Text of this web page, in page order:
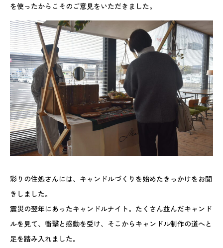
を使ったからこそのご意見をいただきました。
彩りの住処さんには、キャンドルづくりを始めたきっかけをお聞
きしました。
震災の翌年にあったキャンドルナイト。たくさん並んだキャンド
ルを見て、衝撃と感動を受け、そこからキャンドル制作の道へと
足を踏み入れました。